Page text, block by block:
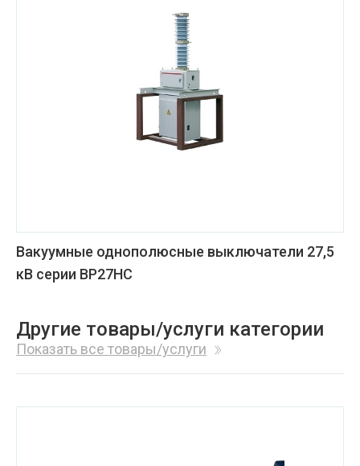
Вакуумные однополюсные выключатели 27,5
кВ серии ВР27НС
Другие товары/услуги категории
Показать все товары/услуги